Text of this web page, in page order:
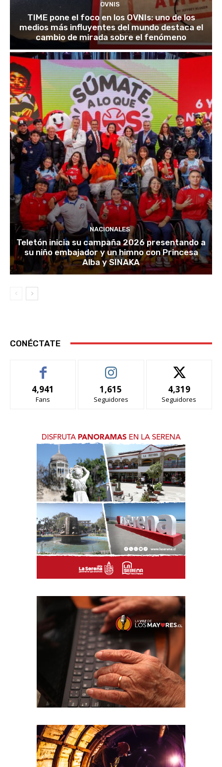
OVNIS
TIME pone el foco en los OVNIs: uno de los
medios más influyentes del mundo destaca el
cambio de mirada sobre el fenómeno
NACIONALES
Teletón inicia su campaña 2026 presentando a
su niño embajador y un himno con Princesa
Alba y SINAKA
CONÉCTATE
4,941
Fans
1,615
Seguidores
4,319
Seguidores